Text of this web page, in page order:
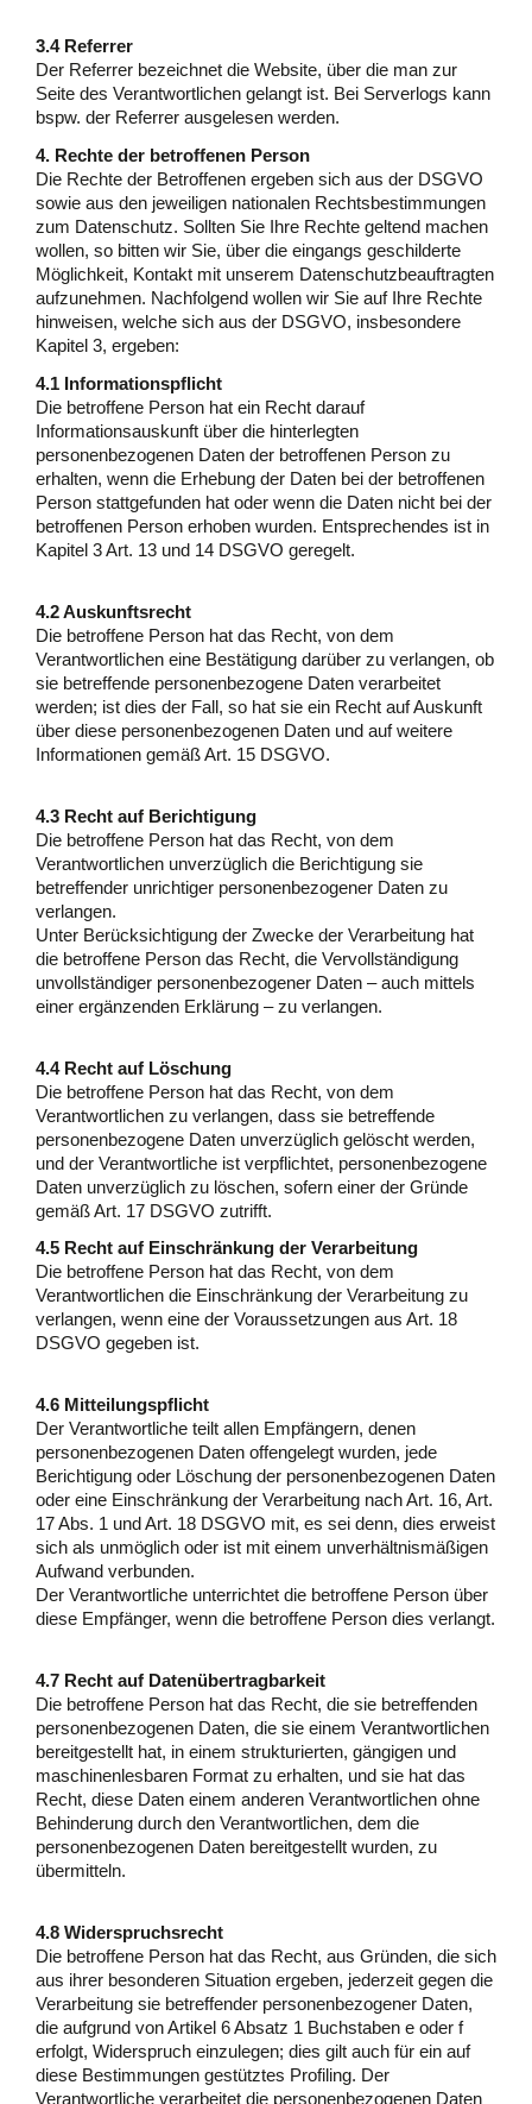
3.4 Referrer
Der Referrer bezeichnet die Website, über die man zur
Seite des Verantwortlichen gelangt ist. Bei Serverlogs kann
bspw. der Referrer ausgelesen werden.
4. Rechte der betroffenen Person
Die Rechte der Betroffenen ergeben sich aus der DSGVO
sowie aus den jeweiligen nationalen Rechtsbestimmungen
zum Datenschutz. Sollten Sie Ihre Rechte geltend machen
wollen, so bitten wir Sie, über die eingangs geschilderte
Möglichkeit, Kontakt mit unserem Datenschutzbeauftragten
aufzunehmen. Nachfolgend wollen wir Sie auf Ihre Rechte
hinweisen, welche sich aus der DSGVO, insbesondere
Kapitel 3, ergeben:
4.1 Informationspflicht
Die betroffene Person hat ein Recht darauf
Informationsauskunft über die hinterlegten
personenbezogenen Daten der betroffenen Person zu
erhalten, wenn die Erhebung der Daten bei der betroffenen
Person stattgefunden hat oder wenn die Daten nicht bei der
betroffenen Person erhoben wurden. Entsprechendes ist in
Kapitel 3 Art. 13 und 14 DSGVO geregelt.
4.2 Auskunftsrecht
Die betroffene Person hat das Recht, von dem
Verantwortlichen eine Bestätigung darüber zu verlangen, ob
sie betreffende personenbezogene Daten verarbeitet
werden; ist dies der Fall, so hat sie ein Recht auf Auskunft
über diese personenbezogenen Daten und auf weitere
Informationen gemäß Art. 15 DSGVO.
4.3 Recht auf Berichtigung
Die betroffene Person hat das Recht, von dem
Verantwortlichen unverzüglich die Berichtigung sie
betreffender unrichtiger personenbezogener Daten zu
verlangen.
Unter Berücksichtigung der Zwecke der Verarbeitung hat
die betroffene Person das Recht, die Vervollständigung
unvollständiger personenbezogener Daten – auch mittels
einer ergänzenden Erklärung – zu verlangen.
4.4 Recht auf Löschung
Die betroffene Person hat das Recht, von dem
Verantwortlichen zu verlangen, dass sie betreffende
personenbezogene Daten unverzüglich gelöscht werden,
und der Verantwortliche ist verpflichtet, personenbezogene
Daten unverzüglich zu löschen, sofern einer der Gründe
gemäß Art. 17 DSGVO zutrifft.
4.5 Recht auf Einschränkung der Verarbeitung
Die betroffene Person hat das Recht, von dem
Verantwortlichen die Einschränkung der Verarbeitung zu
verlangen, wenn eine der Voraussetzungen aus Art. 18
DSGVO gegeben ist.
4.6 Mitteilungspflicht
Der Verantwortliche teilt allen Empfängern, denen
personenbezogenen Daten offengelegt wurden, jede
Berichtigung oder Löschung der personenbezogenen Daten
oder eine Einschränkung der Verarbeitung nach Art. 16, Art.
17 Abs. 1 und Art. 18 DSGVO mit, es sei denn, dies erweist
sich als unmöglich oder ist mit einem unverhältnismäßigen
Aufwand verbunden.
Der Verantwortliche unterrichtet die betroffene Person über
diese Empfänger, wenn die betroffene Person dies verlangt.
4.7 Recht auf Datenübertragbarkeit
Die betroffene Person hat das Recht, die sie betreffenden
personenbezogenen Daten, die sie einem Verantwortlichen
bereitgestellt hat, in einem strukturierten, gängigen und
maschinenlesbaren Format zu erhalten, und sie hat das
Recht, diese Daten einem anderen Verantwortlichen ohne
Behinderung durch den Verantwortlichen, dem die
personenbezogenen Daten bereitgestellt wurden, zu
übermitteln.
4.8 Widerspruchsrecht
Die betroffene Person hat das Recht, aus Gründen, die sich
aus ihrer besonderen Situation ergeben, jederzeit gegen die
Verarbeitung sie betreffender personenbezogener Daten,
die aufgrund von Artikel 6 Absatz 1 Buchstaben e oder f
erfolgt, Widerspruch einzulegen; dies gilt auch für ein auf
diese Bestimmungen gestütztes Profiling. Der
Verantwortliche verarbeitet die personenbezogenen Daten